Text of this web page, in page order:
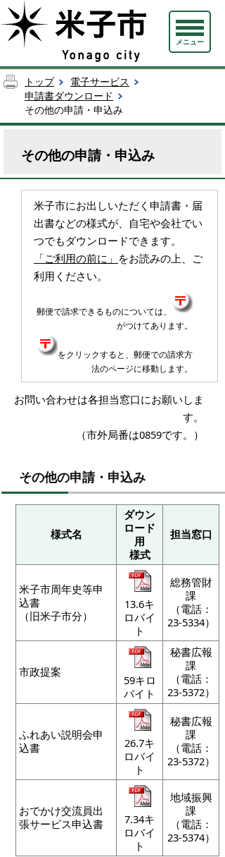
メニュー
トップ
電子サービス
申請書ダウンロード
その他の申請・申込み
その他の申請・申込み
米子市にお出しいただく申請書・届
出書などの様式が、自宅や会社でい
つでもダウンロードできます。
「ご利用の前に」 をお読みの上、ご
利用ください。
郵便で請求できるものについては、
がつけてあります。
をクリックすると、郵便での請求方
法のページに移動します。
お問い合わせは各担当窓口にお願いしま
す。
（市外局番は0859です。）
その他の申請・申込み
様式名
ダウン
ロード
用
様式
担当窓口
米子市周年史等申
込書
（旧米子市分）
13.6キ
ロバイ
ト
総務管財
課
（電話：
23-5334）
市政提案
59キロ
バイト
秘書広報
課
（電話：
23-5372）
ふれあい説明会申
込書
26.7キ
ロバイ
ト
秘書広報
課
（電話：
23-5372）
おでかけ交流員出
張サービス申込書
7.34キ
ロバイ
ト
地域振興
課
（電話：
23-5374）